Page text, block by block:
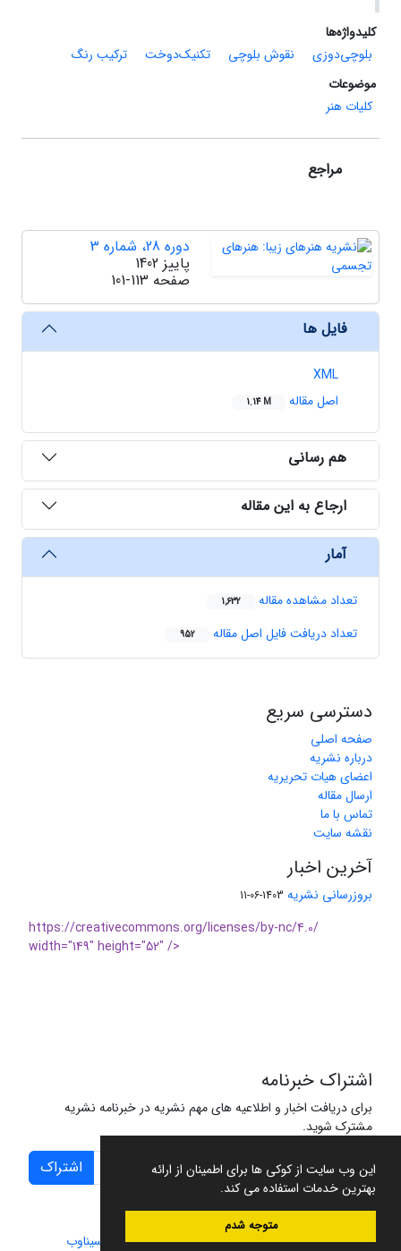
این وب سایت از کوکی ها برای اطمینان از ارائه
بهترین خدمات استفاده می کند.
متوجه شدم
کلیدواژه‌ها
بلوچی‌دوزی
نقوش بلوچی تکنیک‌دوخت
ترکیب رنگ
موضوعات
کلیات هنر
مراجع
دوره 28، شماره 3
پاییز 1402
صفحه 101-113
فایل ها
XML
اصل مقاله
1.14 M
هم رسانی
ارجاع به این مقاله
آمار
تعداد مشاهده مقاله 1,632
تعداد دریافت فایل اصل مقاله 952
دسترسی سریع
صفحه اصلی
درباره نشریه
اعضای هیات تحریریه
ارسال مقاله
تماس با ما
نقشه سایت
آخرین اخبار
بروزرسانی نشریه 1403-06-11
https://creativecommons.org/licenses/by-nc/4.0/
width="149" height="52" />
اشتراک خبرنامه
برای دریافت اخبار و اطلاعیه های مهم نشریه در خبرنامه نشریه
مشترک شوید.
اشتراک
سامانه مدیریت نشریات علمی.طراحی و پیاده سازی از سیناوب